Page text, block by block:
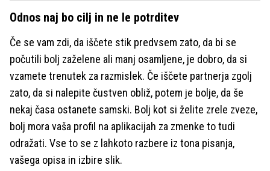
Odnos naj bo cilj in ne le potrditev
Če se vam zdi, da iščete stik predvsem zato, da bi se
počutili bolj zaželene ali manj osamljene, je dobro, da si
vzamete trenutek za razmislek. Če iščete partnerja zgolj
zato, da si nalepite čustven obliž, potem je bolje, da še
nekaj časa ostanete samski. Bolj kot si želite zrele zveze,
bolj mora vaša profil na aplikacijah za zmenke to tudi
odražati. Vse to se z lahkoto razbere iz tona pisanja,
vašega opisa in izbire slik.